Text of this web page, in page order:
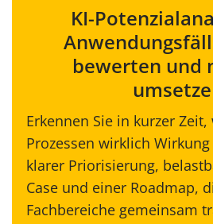
KI-
bewerten und
Erkennen Sie in kurzer
Prozessen wirklich
klarer Priorisierung,
Case und einer Roadmap,
Fachbereiche gemeinsam